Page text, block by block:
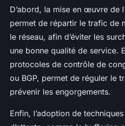
D’abord, la mise en œuvre de
permet de répartir le trafic de
le réseau, afin d’éviter les
une bonne qualité de service.
protocoles de contrôle de
ou BGP, permet de réguler le
prévenir les engorgements.
Enfin, l’adoption de